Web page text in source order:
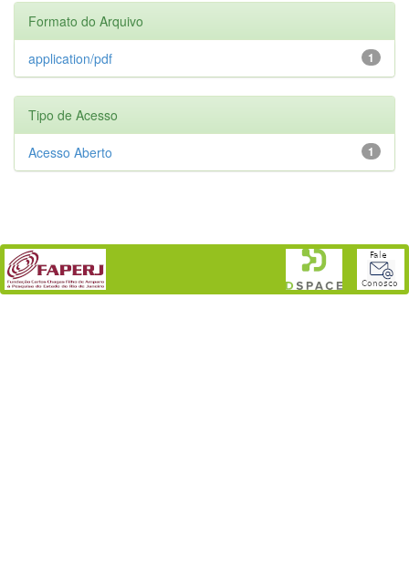
Formato do Arquivo
1
application/pdf
Tipo de Acesso
1
Acesso Aberto